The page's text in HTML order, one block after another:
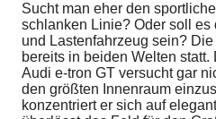
Sucht man eher den
schlanken Linie? Oder soll es
und Lastenfahrzeug sein?
bereits in beiden Welten statt.
Audi e-tron GT versucht gar
den größten Innenraum
konzentriert er sich auf